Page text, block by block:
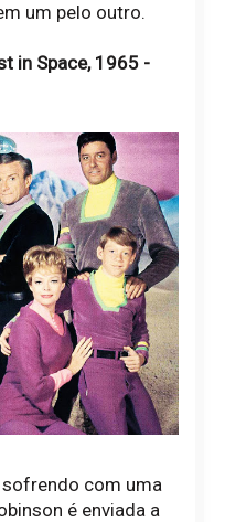
um pelo outro.
in Space, 1965 -
sofrendo com uma
é enviada a